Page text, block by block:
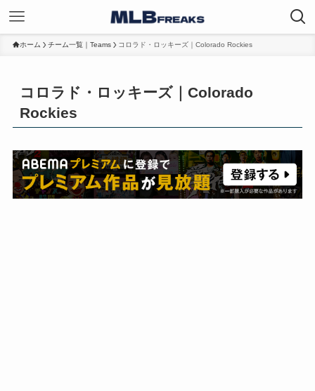
ホーム チーム一覧｜Teams コロラド・ロッキーズ｜Colorado Rockies
コロラド・ロッキーズ｜Colorado
Rockies